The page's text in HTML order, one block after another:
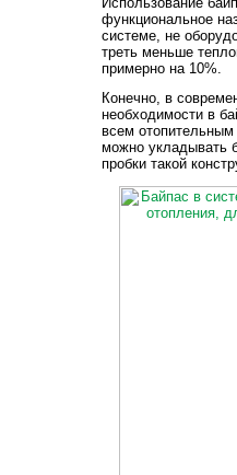
функциональное
системе, не
треть меньше
примерно на 10%.
Конечно, в
необходимости в
всем отопительным
можно укладывать
пробки такой